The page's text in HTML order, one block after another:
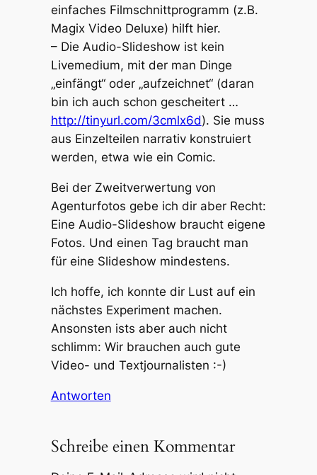
einfaches Filmschnittprogramm (z.B.
Magix Video Deluxe) hilft hier.
– Die Audio-Slideshow ist kein
Livemedium, mit der man Dinge
„einfängt“ oder „aufzeichnet“ (daran
bin ich auch schon gescheitert …
http://tinyurl.com/3cmlx6d). Sie muss
aus Einzelteilen narrativ konstruiert
werden, etwa wie ein Comic.
Bei der Zweitverwertung von
Agenturfotos gebe ich dir aber Recht:
Eine Audio-Slideshow braucht eigene
Fotos. Und einen Tag braucht man
für eine Slideshow mindestens.
Ich hoffe, ich konnte dir Lust auf ein
nächstes Experiment machen.
Ansonsten ists aber auch nicht
schlimm: Wir brauchen auch gute
Video- und Textjournalisten :-)
Antworten
Schreibe einen Kommentar